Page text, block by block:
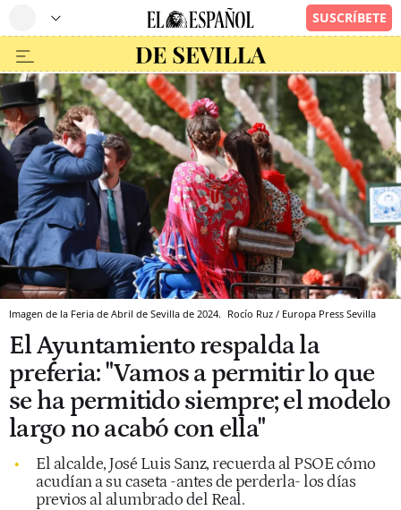
Imagen de la Feria de Abril de Sevilla de 2024. Rocío Ruz / Europa Press Sevilla
El Ayuntamiento respalda la
preferia: "Vamos a permitir lo que
se ha permitido siempre; el modelo
largo no acabó con ella"
El alcalde, José Luis Sanz, recuerda al PSOE cómo
acudían a su caseta -antes de perderla- los días
previos al alumbrado del Real.